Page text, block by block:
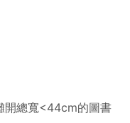
開總寬<44cm的圖書